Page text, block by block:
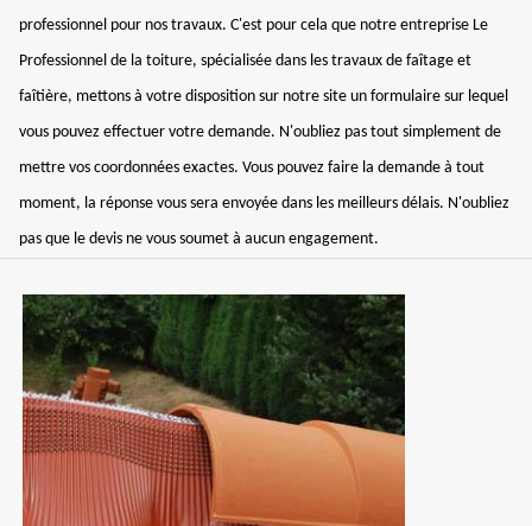
professionnel pour nos travaux. C'est pour cela que notre entreprise Le
Professionnel de la toiture, spécialisée dans les travaux de faîtage et
faîtière, mettons à votre disposition sur notre site un formulaire sur lequel
vous pouvez effectuer votre demande. N'oubliez pas tout simplement de
mettre vos coordonnées exactes. Vous pouvez faire la demande à tout
moment, la réponse vous sera envoyée dans les meilleurs délais. N'oubliez
pas que le devis ne vous soumet à aucun engagement.